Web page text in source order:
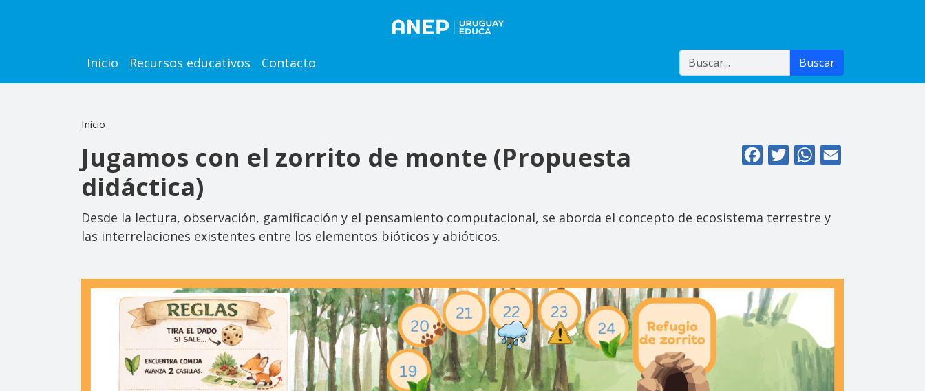
Main navigation
Inicio Recursos educativos Contacto Buscar Buscar
Inicio
FacebookTwitterWhatsApp
Jugamos con el zorrito de monte (Propuesta
didáctica)
Desde la lectura, observación, gamificación y el pensamiento computacional, se aborda el concepto de ecosistema terrestre y
las interrelaciones existentes entre los elementos bióticos y abióticos.